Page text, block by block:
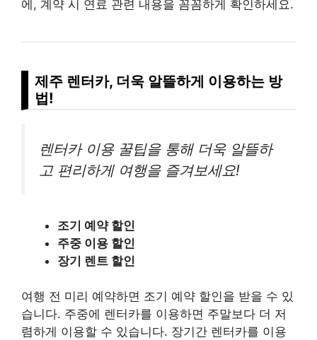
에, 계약 시 연료 관련 내용을 꼼꼼하게 확인하세요.
제주 렌터카, 더욱 알뜰하게 이용하는 방
법!
렌터카 이용 꿀팁을 통해 더욱 알뜰하
고 편리하게 여행을 즐겨보세요!
조기 예약 할인
주중 이용 할인
장기 렌트 할인
여행 전 미리 예약하면 조기 예약 할인을 받을 수 있
습니다. 주중에 렌터카를 이용하면 주말보다 더 저
렴하게 이용할 수 있습니다. 장기간 렌터카를 이용